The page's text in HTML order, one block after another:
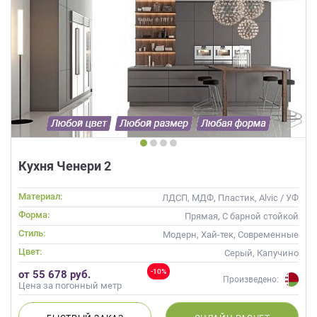
Кухня Ченери 2
Материал:
ЛДСП, МДФ, Пластик, Alvic / УФ
лак, Матовые
Форма:
Прямая, С барной стойкой
Стиль:
Модерн, Хай-тек, Современные
Цвет:
Серый, Капучино
-10%
от 55 678 руб.
Цена за погонный метр
Произведено: